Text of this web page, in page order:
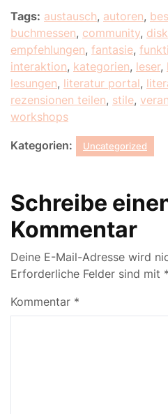
Tags: austausch, autoren,
buchmessen, community,
empfehlungen, fantasie,
interaktion, kategorien, leser,
lesungen, literatur portal,
rezensionen teilen, stile,
workshops
Kategorien: Uncategorized
Schreibe
Kommentar
Deine E-Mail-Adresse wird
Erforderliche Felder sind mit *
Kommentar *